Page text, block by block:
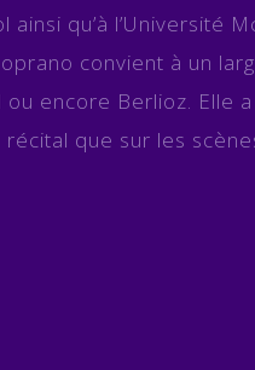
qu’à l’Université
convient à un
encore Berlioz. Elle
que sur les